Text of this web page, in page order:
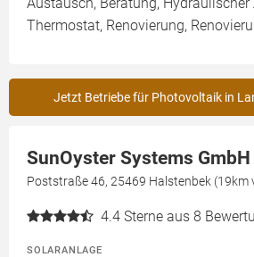
Thermostat, Renovierung,
Jetzt Betriebe für Photovoltaik in
SunOyster Systems GmbH
Poststraße 46, 25469 Halstenbek (19km
4.4 Sterne aus 8
SOLARANLAGE